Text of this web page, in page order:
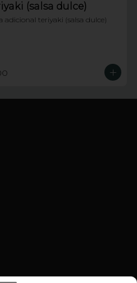
(salsa dulce)
adicional teriyaki (salsa dulce)